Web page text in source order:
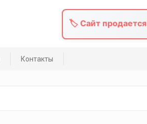
🏷️ Сайт продается
Контакты